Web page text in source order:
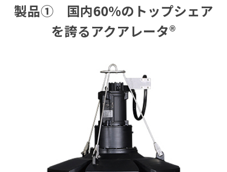
製品① 国内60%のトップシェア
を誇るアクアレータ®